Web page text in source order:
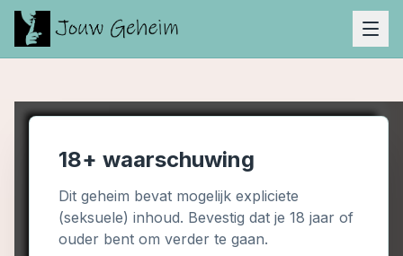
18+ waarschuwing
Dit geheim bevat mogelijk expliciete
(seksuele) inhoud. Bevestig dat je 18 jaar of
ouder bent om verder te gaan.